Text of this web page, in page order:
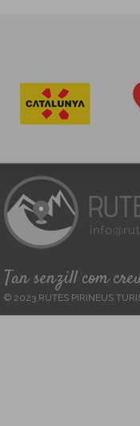
Tan senzill com
© 2023 RUTES PIRINEUS